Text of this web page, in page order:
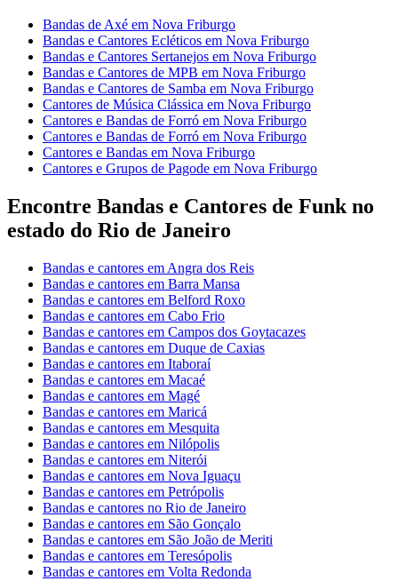
Bandas de Axé em Nova Friburgo
Bandas e Cantores Ecléticos em Nova Friburgo
Bandas e Cantores Sertanejos em Nova Friburgo
Bandas e Cantores de MPB em Nova Friburgo
Bandas e Cantores de Samba em Nova Friburgo
Cantores de Música Clássica em Nova Friburgo
Cantores e Bandas de Forró em Nova Friburgo
Cantores e Bandas de Forró em Nova Friburgo
Cantores e Bandas em Nova Friburgo
Cantores e Grupos de Pagode em Nova Friburgo
Encontre Bandas e Cantores de Funk no
estado do Rio de Janeiro
Bandas e cantores em Angra dos Reis
Bandas e cantores em Barra Mansa
Bandas e cantores em Belford Roxo
Bandas e cantores em Cabo Frio
Bandas e cantores em Campos dos Goytacazes
Bandas e cantores em Duque de Caxias
Bandas e cantores em Itaboraí
Bandas e cantores em Macaé
Bandas e cantores em Magé
Bandas e cantores em Maricá
Bandas e cantores em Mesquita
Bandas e cantores em Nilópolis
Bandas e cantores em Niterói
Bandas e cantores em Nova Iguaçu
Bandas e cantores em Petrópolis
Bandas e cantores no Rio de Janeiro
Bandas e cantores em São Gonçalo
Bandas e cantores em São João de Meriti
Bandas e cantores em Teresópolis
Bandas e cantores em Volta Redonda